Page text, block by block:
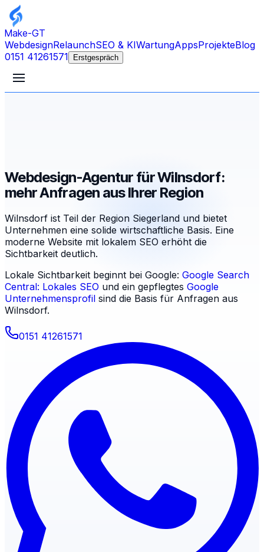
Make-GT
WebdesignRelaunchSEO & KIWartungAppsProjekteBlog
0151 41261571
Erstgespräch
Webdesign-Agentur für Wilnsdorf:
mehr Anfragen aus Ihrer Region
Wilnsdorf ist Teil der Region Siegerland und bietet
Unternehmen eine solide wirtschaftliche Basis. Eine
moderne Website mit lokalem SEO erhöht die
Sichtbarkeit deutlich.
Lokale Sichtbarkeit beginnt bei Google: Google Search
Central: Lokales SEO und ein gepflegtes Google
Unternehmensprofil sind die Basis für Anfragen aus
Wilnsdorf.
0151 41261571